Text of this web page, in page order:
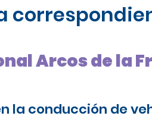
Arcos de la
la conducción de